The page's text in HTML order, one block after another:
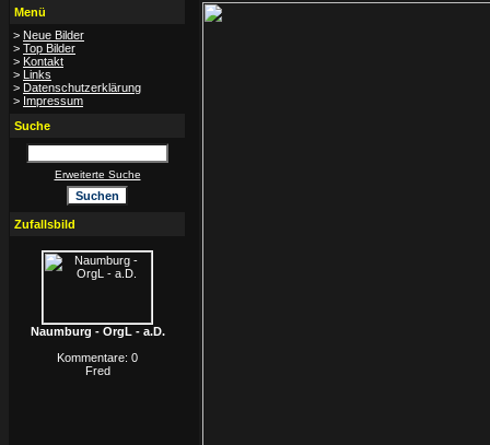
Menü
> Neue Bilder
> Top Bilder
> Kontakt
> Links
> Datenschutzerklärung
> Impressum
Suche
Erweiterte Suche
Zufallsbild
Naumburg - OrgL - a.D.
Kommentare: 0
Fred